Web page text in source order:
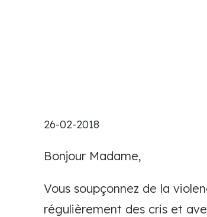
26-02-2018
Bonjour Madame,
Vous soupçonnez de la
régulièrement des cris et